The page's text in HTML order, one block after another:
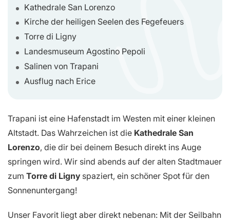
Kathedrale San Lorenzo
Kirche der heiligen Seelen des Fegefeuers
Torre di Ligny
Landesmuseum Agostino Pepoli
Salinen von Trapani
Ausflug nach Erice
Trapani ist eine Hafenstadt im Westen mit einer kleinen
Altstadt. Das Wahrzeichen ist die Kathedrale San
Lorenzo, die dir bei deinem Besuch direkt ins Auge
springen wird. Wir sind abends auf der alten Stadtmauer
zum Torre di Ligny spaziert, ein schöner Spot für den
Sonnenuntergang!
Unser Favorit liegt aber direkt nebenan: Mit der Seilbahn